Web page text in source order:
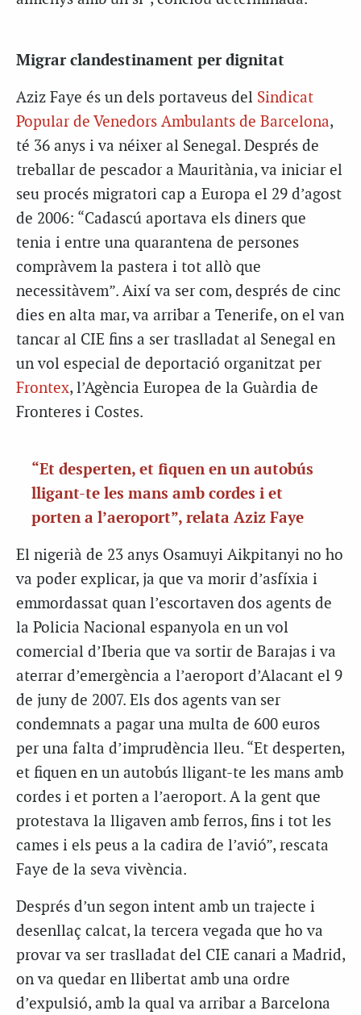
Migrar clandestinament per dignitat
Aziz Faye és un dels portaveus del Sindicat
Popular de Venedors Ambulants de Barcelona,
té 36 anys i va néixer al Senegal. Després de
treballar de pescador a Mauritània, va iniciar el
seu procés migratori cap a Europa el 29 d’agost
de 2006: “Cadascú aportava els diners que
tenia i entre una quarantena de persones
compràvem la pastera i tot allò que
necessitàvem”. Així va ser com, després de cinc
dies en alta mar, va arribar a Tenerife, on el van
tancar al CIE fins a ser traslladat al Senegal en
un vol especial de deportació organitzat per
Frontex, l’Agència Europea de la Guàrdia de
Fronteres i Costes.
“Et desperten, et fiquen en un autobús
lligant-te les mans amb cordes i et
porten a l’aeroport”, relata Aziz Faye
El nigerià de 23 anys Osamuyi Aikpitanyi no ho
va poder explicar, ja que va morir d’asfíxia i
emmordassat quan l’escortaven dos agents de
la Policia Nacional espanyola en un vol
comercial d’Iberia que va sortir de Barajas i va
aterrar d’emergència a l’aeroport d’Alacant el 9
de juny de 2007. Els dos agents van ser
condemnats a pagar una multa de 600 euros
per una falta d’imprudència lleu. “Et desperten,
et fiquen en un autobús lligant-te les mans amb
cordes i et porten a l’aeroport. A la gent que
protestava la lligaven amb ferros, fins i tot les
cames i els peus a la cadira de l’avió”, rescata
Faye de la seva vivència.
Després d’un segon intent amb un trajecte i
desenllaç calcat, la tercera vegada que ho va
provar va ser traslladat del CIE canari a Madrid,
on va quedar en llibertat amb una ordre
d’expulsió, amb la qual va arribar a Barcelona